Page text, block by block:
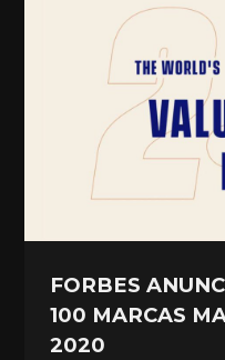
FORBES
100 MARCAS
2020